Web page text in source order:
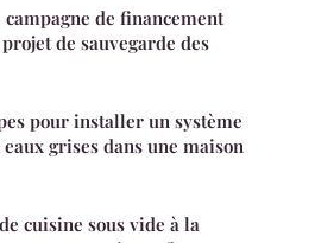
de financement
de sauvegarde des
pour installer un système
grises dans une maison
cuisine sous vide à la